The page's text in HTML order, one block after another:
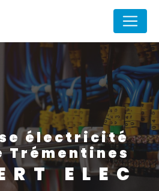
Trémentines
ELEC